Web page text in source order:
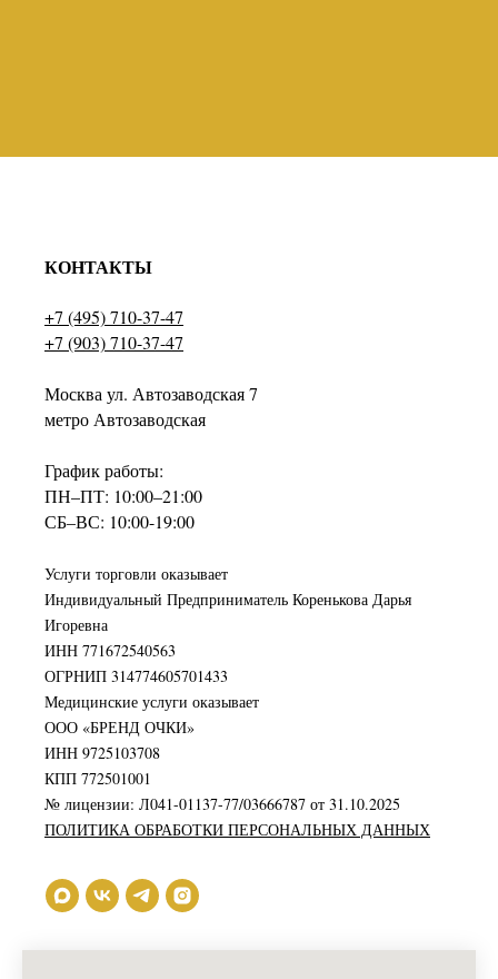
КОНТАКТЫ
+7 (495) 710-37-47
+7 (903) 710-37-47
Москва ул. Автозаводская 7
метро Автозаводская
График работы:
ПН–ПТ: 10:00–21:00
СБ–ВС: 10:00-19:00
Услуги торговли оказывает
Индивидуальный Предприниматель Коренькова Дарья
Игоревна
ИНН 771672540563
ОГРНИП 314774605701433
Медицинские услуги оказывает
ООО «БРЕНД ОЧКИ»
ИНН 9725103708
КПП 772501001
№ лицензии: Л041-01137-77/03666787 от 31.10.2025
ПОЛИТИКА ОБРАБОТКИ ПЕРСОНАЛЬНЫХ ДАННЫХ